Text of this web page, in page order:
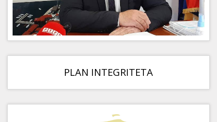
PLAN INTEGRITETA